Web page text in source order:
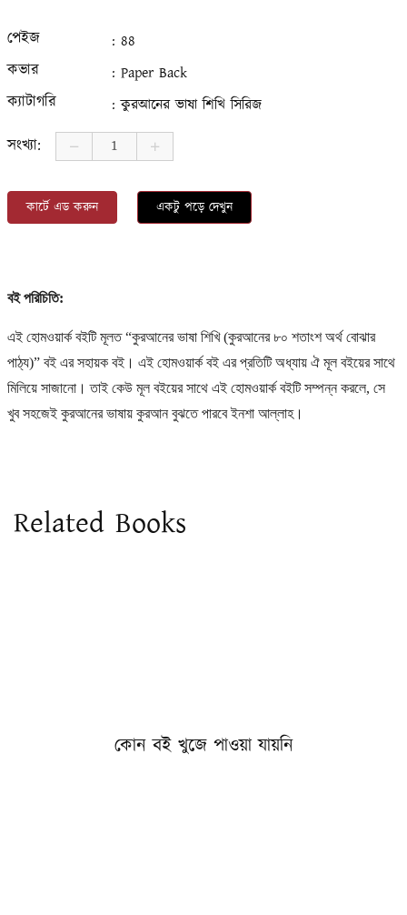
পেইজ : 88
কভার : Paper Back
ক্যাটাগরি : কুরআনের ভাষা শিখি সিরিজ
সংখ্যা:
কার্টে এড করুন একটু পড়ে দেখুন
বই পরিচিতি:
এই হোমওয়ার্ক বইটি মূলত“কুরআনের ভাষা শিখি (কুরআনের ৮০ শতাংশ অর্থ বোঝার
পাঠ্য)” বই এর সহায়ক বই। এই হোমওয়ার্ক বই এর প্রতিটি অধ্যায় ঐ মূল বইয়ের সাথে
মিলিয়ে সাজানো। তাই কেউ মূল বইয়ের সাথে এই হোমওয়ার্ক বইটি সম্পন্ন করলে, সে
খুব সহজেই কুরআনের ভাষায় কুরআন বুঝতে পারবে ইনশা আল্লাহ।
Related Books
কোন বই খুজে পাওয়া যায়নি